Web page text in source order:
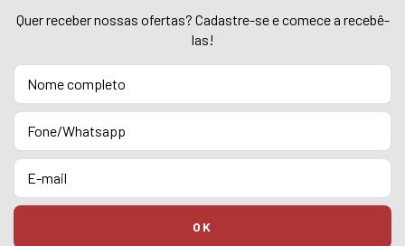
Quer receber nossas ofertas? Cadastre-se e comece a recebê-
las!